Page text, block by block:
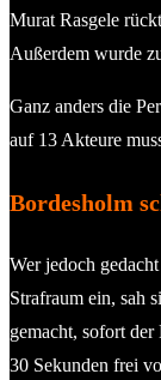
Murat Rasgele
Außerdem wurde
Ganz anders die
auf 13 Akteure
Bordesholm
Wer jedoch
Strafraum ein, sah
gemacht, sofort
30 Sekunden frei